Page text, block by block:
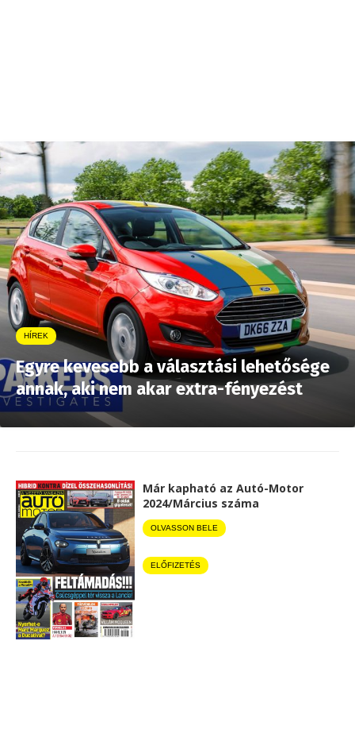
HÍREK
Egyre kevesebb a választási lehetősége
annak, aki nem akar extra-fényezést
Már kapható az Autó-Motor
2024/Március száma
OLVASSON BELE
ELŐFIZETÉS